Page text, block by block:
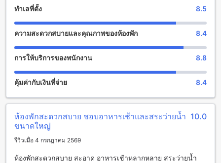
ผ่อนคลายอย่างเต็มที่ ไม่ว่าจะเป็นการนวดเพื่อผ่อนคลายกล้ามเนื้อ
สามารถผ่อนคลายกับธรรมชาติได้อย่างเต็มที่ และหากคุณชอบ
เพลงคาราโอเกะ คุณสามารถใช้บริการคาราโอเกะที่โรงแรมได้
โรงแรมเรือรัษฎา ตั้งอยู่ในตรัง ไทย มีสิ่งอำนวยความสะดวกทาง
สำหรับคนที่ชื่นชอบการว่ายน้ำ โรงแรมมีสระว่ายน้ำระเบียงใน
ร่มที่สามารถใช้ได้ตลอดทั้งปี และสำหรับคนที่ต้องการออกกำลัง
กาย โรงแรมมีฟิตเนสเซ็นเตอร์ที่มีอุปกรณ์ออกกำลังกายครบครัน
นอกจากนี้ยังมีสนามเทนนิสที่สะดวกสบายให้คุณสามารถเล่น
เทนนิสได้ตลอดวัน และสำหรับคนที่ชื่นชอบการออกกำลังกาย
กลางแจ้ง โรงแรมมีสระว่ายน้ำกลางแจ้งที่สวยงามและเป็นส่วน
ทำเลที่ตั้ง 8.5
ความสะดวกสบายและคุณภาพของห้องพัก 8.4
การให้บริการของพนักงาน 8.8
คุ้มค่ากับเงินที่จ่าย 8.4
ห้องพักสะดวกสบาย ชอบอาหารเช้าและสระว่ายน้ำ
ขนาดใหญ่
10.0
รีวิวเมื่อ 4 กรกฎาคม 2569
ห้องพักสะดวกสบาย สะอาด อาหารเช้าหลากหลาย สระว่ายน้ำ